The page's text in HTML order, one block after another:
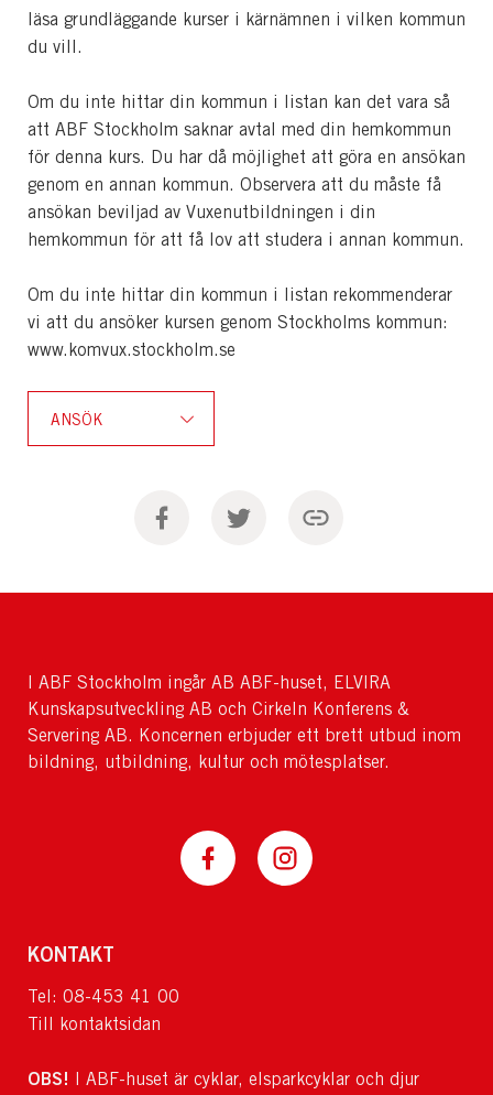
läsa grundläggande kurser i kärnämnen i vilken kommun
du vill.
Om du inte hittar din kommun i listan kan det vara så
att ABF Stockholm saknar avtal med din hemkommun
för denna kurs. Du har då möjlighet att göra en ansökan
genom en annan kommun. Observera att du måste få
ansökan beviljad av Vuxenutbildningen i din
hemkommun för att få lov att studera i annan kommun.
Om du inte hittar din kommun i listan rekommenderar
vi att du ansöker kursen genom Stockholms kommun:
www.komvux.stockholm.se
ANSÖK
I ABF Stockholm ingår AB ABF-huset, ELVIRA
Kunskapsutveckling AB och Cirkeln Konferens &
Servering AB. Koncernen erbjuder ett brett utbud inom
bildning, utbildning, kultur och mötesplatser.
KONTAKT
Tel: 08-453 41 00
Till kontaktsidan
OBS! I ABF-huset är cyklar, elsparkcyklar och djur